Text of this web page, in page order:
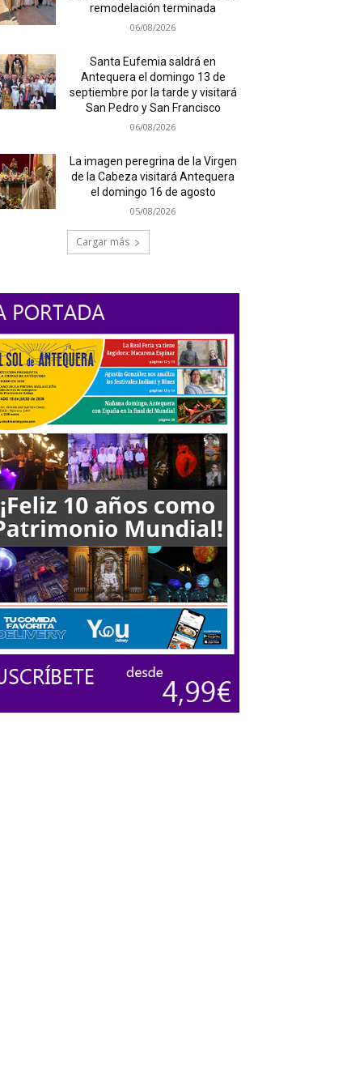
remodelación terminada
06/08/2026
Santa Eufemia saldrá en
Antequera el domingo 13 de
septiembre por la tarde y visitará
San Pedro y San Francisco
06/08/2026
La imagen peregrina de la Virgen
de la Cabeza visitará Antequera
el domingo 16 de agosto
05/08/2026
Cargar más